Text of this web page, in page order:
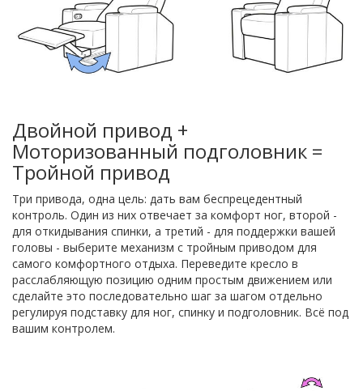
Двойной привод +
Моторизованный подголовник =
Тройной привод
Три привода, одна цель: дать вам беспрецедентный
контроль. Один из них отвечает за комфорт ног, второй -
для откидывания спинки, а третий - для поддержки вашей
головы - выберите механизм с тройным приводом для
самого комфортного отдыха. Переведите кресло в
расслабляющую позицию одним простым движением или
сделайте это последовательно шаг за шагом отдельно
регулируя подставку для ног, спинку и подголовник. Всё под
вашим контролем.